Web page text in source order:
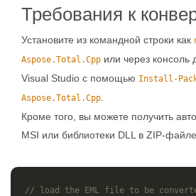
Требования к
Установите из командной строки как
Aspose.Total.Cpp или через консоль
Visual Studio с помощью Install-
Aspose.Total.Cpp
Кроме того, вы можете получить
MSI или библиотеки DLL в ZIP-
// load the EML file to be